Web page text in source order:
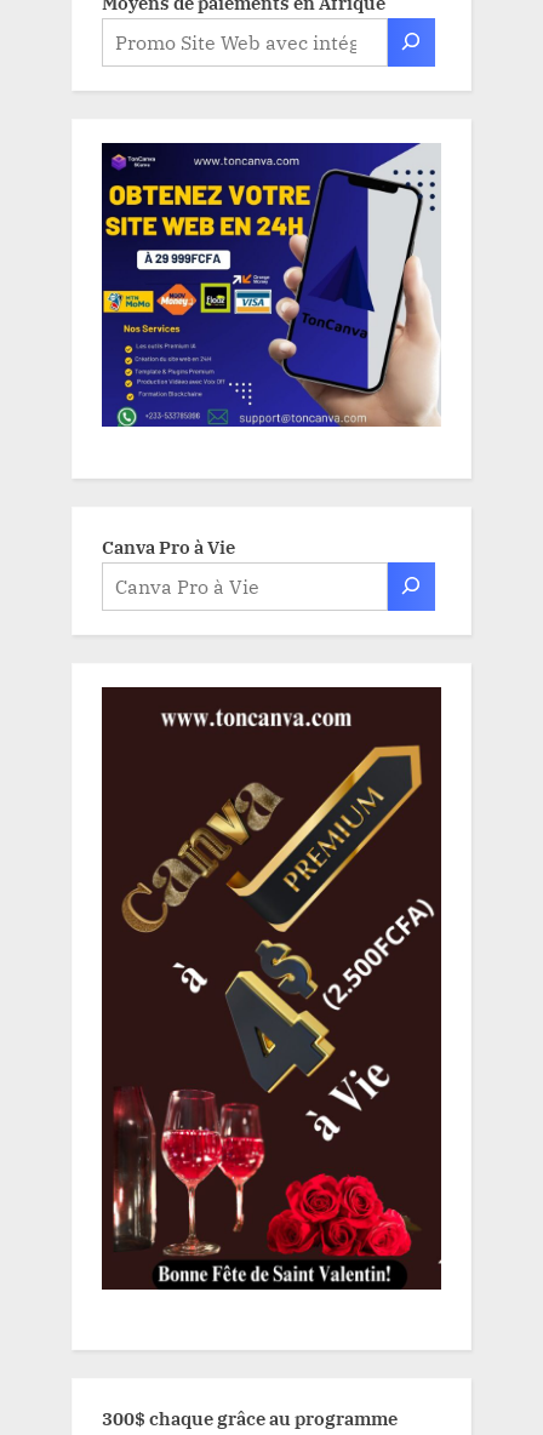
Canva Pro à Vie
300$ chaque grâce au programme